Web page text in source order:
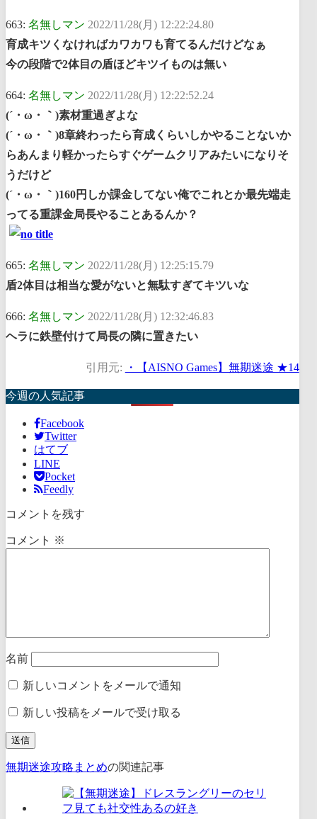
663: 名無しマン 2022/11/28(月) 12:22:24.80
育成キツくなければカワカワも育てるんだけどなぁ
今の段階で2体目の盾ほどキツイものは無い
664: 名無しマン 2022/11/28(月) 12:22:52.24
(´・ω・｀)素材重過ぎよな
(´・ω・｀)8章終わったら育成くらいしかやることないか
らあんまり軽かったらすぐゲームクリアみたいになりそ
うだけど
(´・ω・｀)160円しか課金してない俺でこれとか最先端走
ってる重課金局長やることあるんか？
665: 名無しマン 2022/11/28(月) 12:25:15.79
盾2体目は相当な愛がないと無駄すぎてキツいな
666: 名無しマン 2022/11/28(月) 12:32:46.83
ヘラに鉄壁付けて局長の隣に置きたい
引用元: ・【AISNO Games】無期迷途 ★14
今週の人気記事
Facebook
Twitter
はてブ
LINE
Pocket
Feedly
コメントを残す
コメント ※
名前
新しいコメントをメールで通知
新しい投稿をメールで受け取る
無期迷途攻略まとめの関連記事